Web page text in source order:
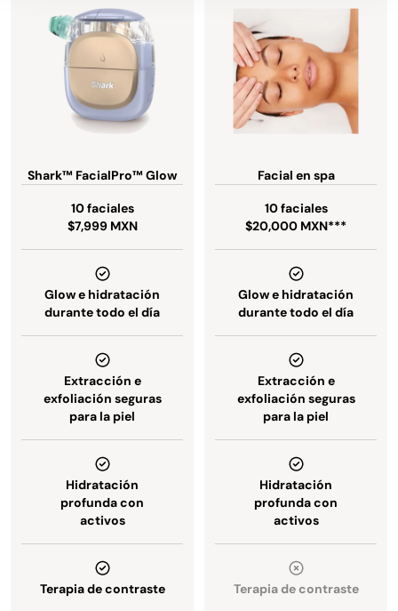
Shark™ FacialPro™ Glow
10 faciales
$7,999 MXN
Glow e hidratación
durante todo el día
Extracción e
exfoliación seguras
para la piel
Hidratación
profunda con
activos
Terapia de contraste
Facial en spa
10 faciales
$20,000 MXN***
Glow e hidratación
durante todo el día
Extracción e
exfoliación seguras
para la piel
Hidratación
profunda con
activos
Terapia de contraste